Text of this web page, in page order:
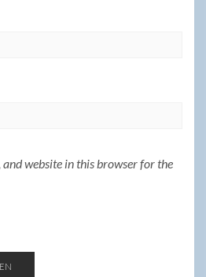
website in this browser for the